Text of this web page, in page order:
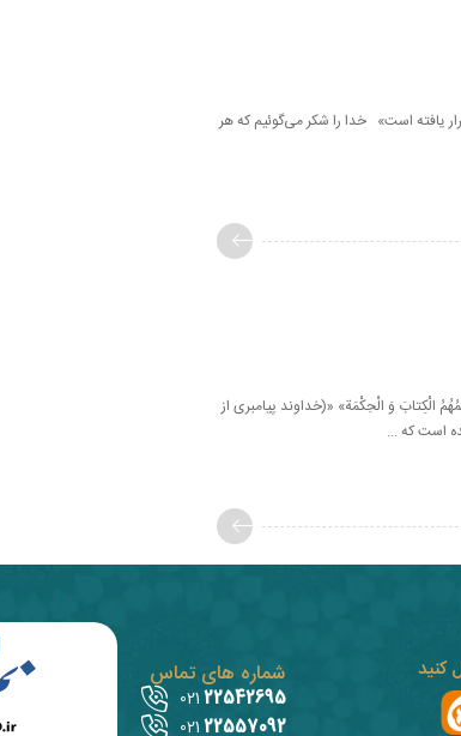
یافته است» خدا را شکر می‌گوئیم که هر
الْكِتابَ وَ الْحِكْمَة» «(خداوند پیامبری از
است که ...
شماره های تماس
22542695
021
22557092
021
کنید